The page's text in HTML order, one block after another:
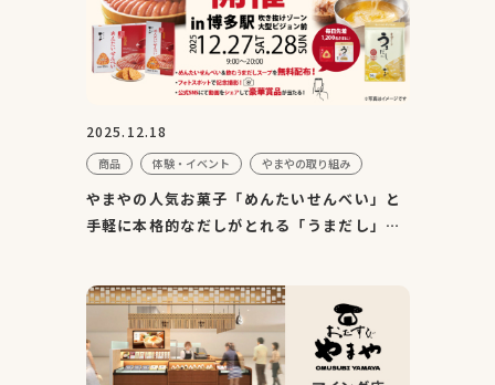
2025.12.18
商品 体験・イベント やまやの取り組み
やまやの人気お菓子「めんたいせんべい」と
手軽に本格的なだしがとれる「うまだし」の